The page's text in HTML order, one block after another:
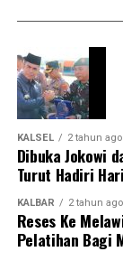
KALSEL 2 tahun ago
Dibuka Jokowi
Turut Hadiri
KALBAR 2 tahun ago
Reses Ke
Pelatihan Bagi